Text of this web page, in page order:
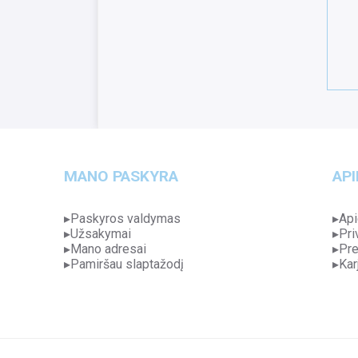
MANO PASKYRA
Paskyros valdymas
Užsakymai
Mano adresai
Pamiršau slaptažodį